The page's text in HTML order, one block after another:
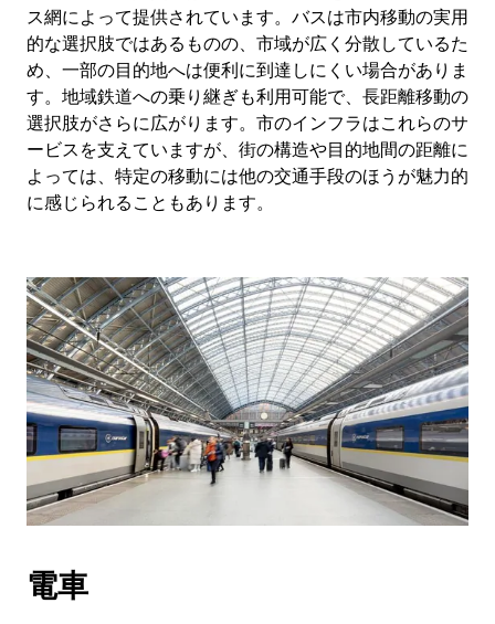
ス網によって提供されています。バスは市内移動の実用
的な選択肢ではあるものの、市域が広く分散しているた
め、一部の目的地へは便利に到達しにくい場合がありま
す。地域鉄道への乗り継ぎも利用可能で、長距離移動の
選択肢がさらに広がります。市のインフラはこれらのサ
ービスを支えていますが、街の構造や目的地間の距離に
よっては、特定の移動には他の交通手段のほうが魅力的
に感じられることもあります。
電車